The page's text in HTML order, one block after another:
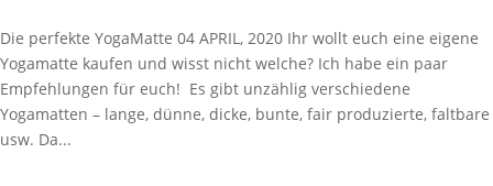
Die perfekte YogaMatte 04 APRIL, 2020 Ihr wollt euch eine eigene
Yogamatte kaufen und wisst nicht welche? Ich habe ein paar
Empfehlungen für euch! Es gibt unzählig verschiedene
Yogamatten – lange, dünne, dicke, bunte, fair produzierte, faltbare
usw. Da...